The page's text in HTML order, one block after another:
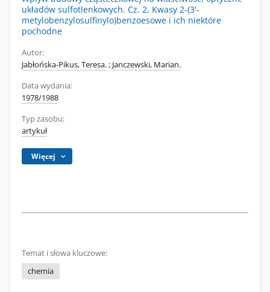
układów sulfotlenkowych. Cz. 2, Kwasy 2-(3'-
metylobenzylosulfinylo)benzoesowe i ich niektóre
pochodne
Autor:
Jabłońska-Pikus, Teresa.; Janczewski, Marian.
Data wydania:
1978/1988
Typ zasobu:
artykuł
Więcej
Temat i słowa kluczowe:
chemia